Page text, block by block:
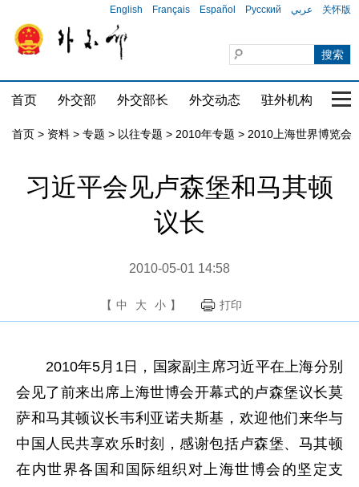
English Français Español Русский عربي 关怀版
首页 外交部 外交部长 外交动态 驻外机构 国
首页 > 资料 > 专题 > 以往专题 > 2010年专题 > 2010上海世界博览会
习近平会见卢森堡和马其顿
议长
2010-05-01 14:58
【 中 大 小 】 打印
2010年5月1日，国家副主席习近平在上海分别
会见了前来出席上海世博会开幕式的卢森堡议长莫
萨和马其顿议长韦利亚诺夫斯基，欢迎他们来华与
中国人民共享欢乐时刻，感谢包括卢森堡、马其顿
在内世界各国和国际组织对上海世博会的坚定支